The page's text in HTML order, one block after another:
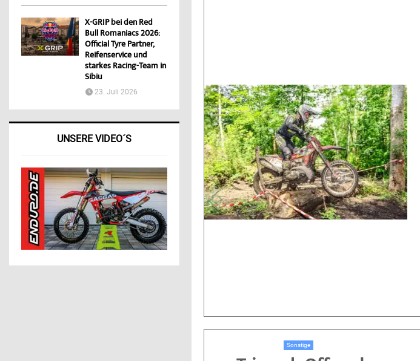
Sonstige
X-GRIP bei den Red
Bull Romaniacs 2026:
Official Tyre Partner,
Reifenservice und
starkes Racing-Team in
Sibiu
23. Juli 2026
UNSERE VIDEO´S